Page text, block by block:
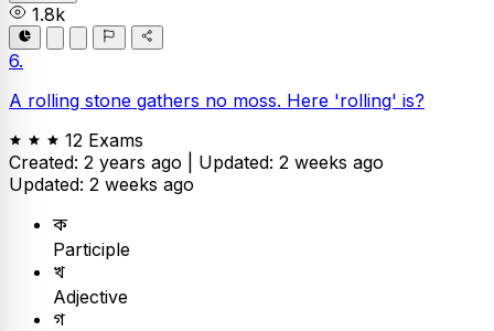
1.8k
6.
A rolling stone gathers no moss. Here 'rolling' is?
12 Exams
Created: 2 years ago | Updated: 2 weeks ago
Updated: 2 weeks ago
ক
Participle
খ
Adjective
গ